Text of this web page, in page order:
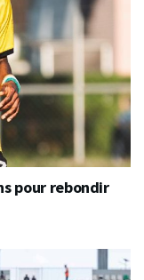
pour rebondir